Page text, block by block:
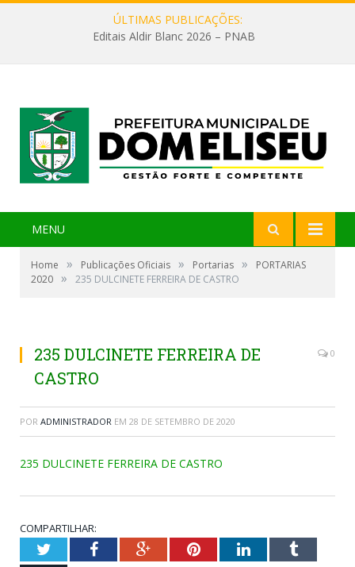
ÚLTIMAS PUBLICAÇÕES:
Editais Aldir Blanc 2026 – PNAB
MENU
Home » Publicações Oficiais » Portarias »
PORTARIAS
2020 » 235 DULCINETE FERREIRA DE CASTRO
235 DULCINETE FERREIRA DE
CASTRO
0
POR ADMINISTRADOR EM 28 DE SETEMBRO DE 2020
235 DULCINETE FERREIRA DE CASTRO
COMPARTILHAR:
TwitterFacebookGoogle+PinterestLinkedInTumblr